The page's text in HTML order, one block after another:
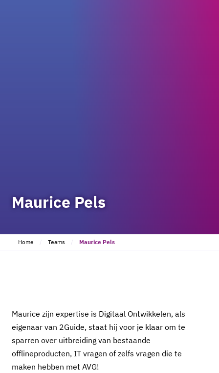
Maurice Pels
Home Teams Maurice Pels
Maurice zijn expertise is Digitaal Ontwikkelen, als
eigenaar van 2Guide, staat hij voor je klaar om te
sparren over uitbreiding van bestaande
offlineproducten, IT vragen of zelfs vragen die te
maken hebben met AVG!